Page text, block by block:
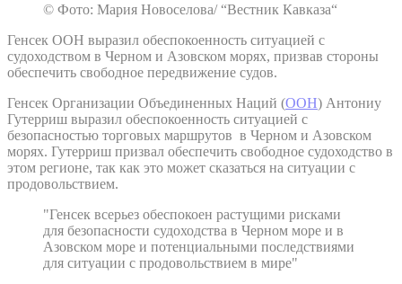
© Фото: Мария Новоселова/ “Вестник Кавказа“
Генсек ООН выразил обеспокоенность ситуацией с
судоходством в Черном и Азовском морях, призвав стороны
обеспечить свободное передвижение судов.
Генсек Организации Объединенных Наций (ООН) Антониу
Гутерриш выразил обеспокоенность ситуацией с
безопасностью торговых маршрутов в Черном и Азовском
морях. Гутерриш призвал обеспечить свободное судоходство в
этом регионе, так как это может сказаться на ситуации с
продовольствием.
"Генсек всерьез обеспокоен растущими рисками
для безопасности судоходства в Черном море и в
Азовском море и потенциальными последствиями
для ситуации с продовольствием в мире"